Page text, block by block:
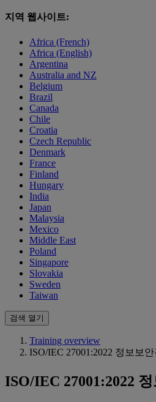
지역 웹사이트:
Africa (French)
Africa (English)
Argentina
Australia and NZ
Belgium
Brazil
Canada
Chile
Croatia
Czech Republic
Denmark
France
Finland
Hungary
India
Japan
Malaysia
Mexico
Middle East
Poland
Singapore
Slovakia
Sweden
Taiwan
검색 열기
Training overview
ISO/IEC 27001:2022 정보보
ISO/IEC 27001:2022